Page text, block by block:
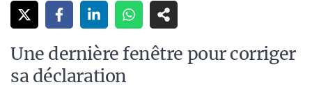
Une dernière fenêtre pour corriger
sa déclaration